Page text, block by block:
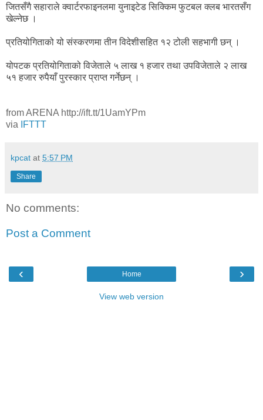
जितसँगै सहाराले क्वार्टरफाइनलमा युनाइटेड सिक्किम फुटबल क्लब भारतसँग
खेल्नेछ ।
प्रतियोगिताको यो संस्करणमा तीन विदेशीसहित १२ टोली सहभागी छन् ।
योपटक प्रतियोगिताको विजेताले ५ लाख १ हजार तथा उपविजेताले २ लाख
५१ हजार रुपैयाँ पुरस्कार प्राप्त गर्नेछन् ।
from ARENA http://ift.tt/1UamYPm
via
IFTTT
kpcat at 5:57 PM
Share
No comments:
Post a Comment
‹ ›
Home
View web version